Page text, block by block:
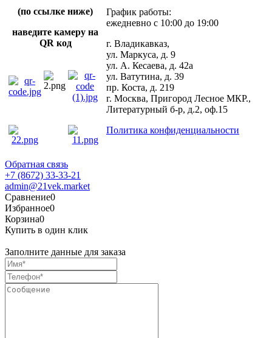
(по ссылке ниже)
наведите камеру на
QR код
График работы:
ежедневно с 10:00 до 19:00
г. Владикавказ,
ул. Маркуса, д. 9
ул. А. Кесаева, д. 42а
ул. Ватутина, д. 39
пр. Коста, д. 219
г. Москва, Пригород Лесное МКР.,
Литературный б-р, д.2, оф.15
Политика конфиденциальности
Обратная связь
+7 (8672) 33-33-21
admin@21vek.market
Сравнение0
Избранное0
Корзина0
Купить в один клик
Заполните данные для заказа